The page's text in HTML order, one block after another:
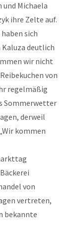
und Michaela
ihre Zelte auf.
sich
Kaluza deutlich
wir nicht
von
regelmäßig
Sommerwetter
derweil
kommen
von
vertreten,
bekannte